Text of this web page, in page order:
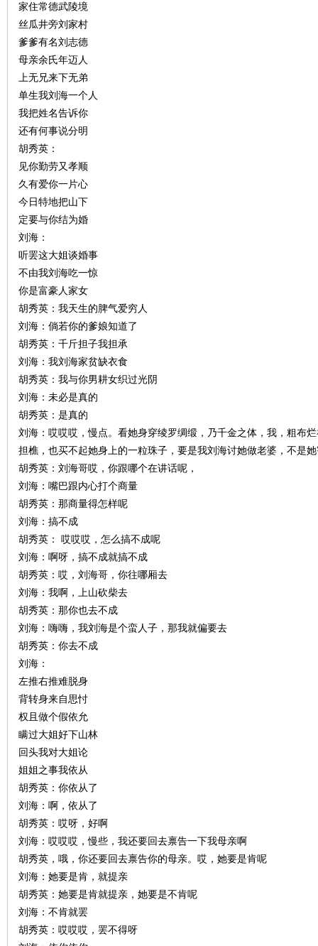
家住常德武陵境
丝瓜井旁刘家村
爹爹有名刘志德
母亲余氏年迈人
上无兄来下无弟
单生我刘海一个人
我把姓名告诉你
还有何事说分明
胡秀英：
见你勤劳又孝顺
久有爱你一片心
今日特地把山下
定要与你结为婚
刘海：
听罢这大姐谈婚事
不由我刘海吃一惊
你是富豪人家女
胡秀英：我天生的脾气爱穷人
刘海：倘若你的爹娘知道了
胡秀英：千斤担子我担承
刘海：我刘海家贫缺衣食
胡秀英：我与你男耕女织过光阴
刘海：未必是真的
胡秀英：是真的
刘海：哎哎哎，慢点。看她身穿绫罗绸缎，乃千金之体，我，粗布
担樵，也买不起她身上的一粒珠子，要是我刘海讨她做老婆，不是
胡秀英：刘海哥哎，你跟哪个在讲话呢，
刘海：嘴巴跟内心打个商量
胡秀英：那商量得怎样呢
刘海：搞不成
胡秀英： 哎哎哎，怎么搞不成呢
刘海：啊呀，搞不成就搞不成
胡秀英：哎，刘海哥，你往哪厢去
刘海：我啊，上山砍柴去
胡秀英：那你也去不成
刘海：嗨嗨，我刘海是个蛮人子，那我就偏要去
胡秀英：你去不成
刘海：
左推右推难脱身
背转身来自思忖
权且做个假依允
瞒过大姐好下山林
回头我对大姐论
姐姐之事我依从
胡秀英：你依从了
刘海：啊，依从了
胡秀英：哎呀，好啊
刘海：哎哎哎，慢些，我还要回去禀告一下我母亲啊
胡秀英，哦，你还要回去禀告你的母亲。哎，她要是肯呢
刘海：她要是肯，就提亲
胡秀英：她要是肯就提亲，她要是不肯呢
刘海：不肯就罢
胡秀英：哎哎哎，罢不得呀